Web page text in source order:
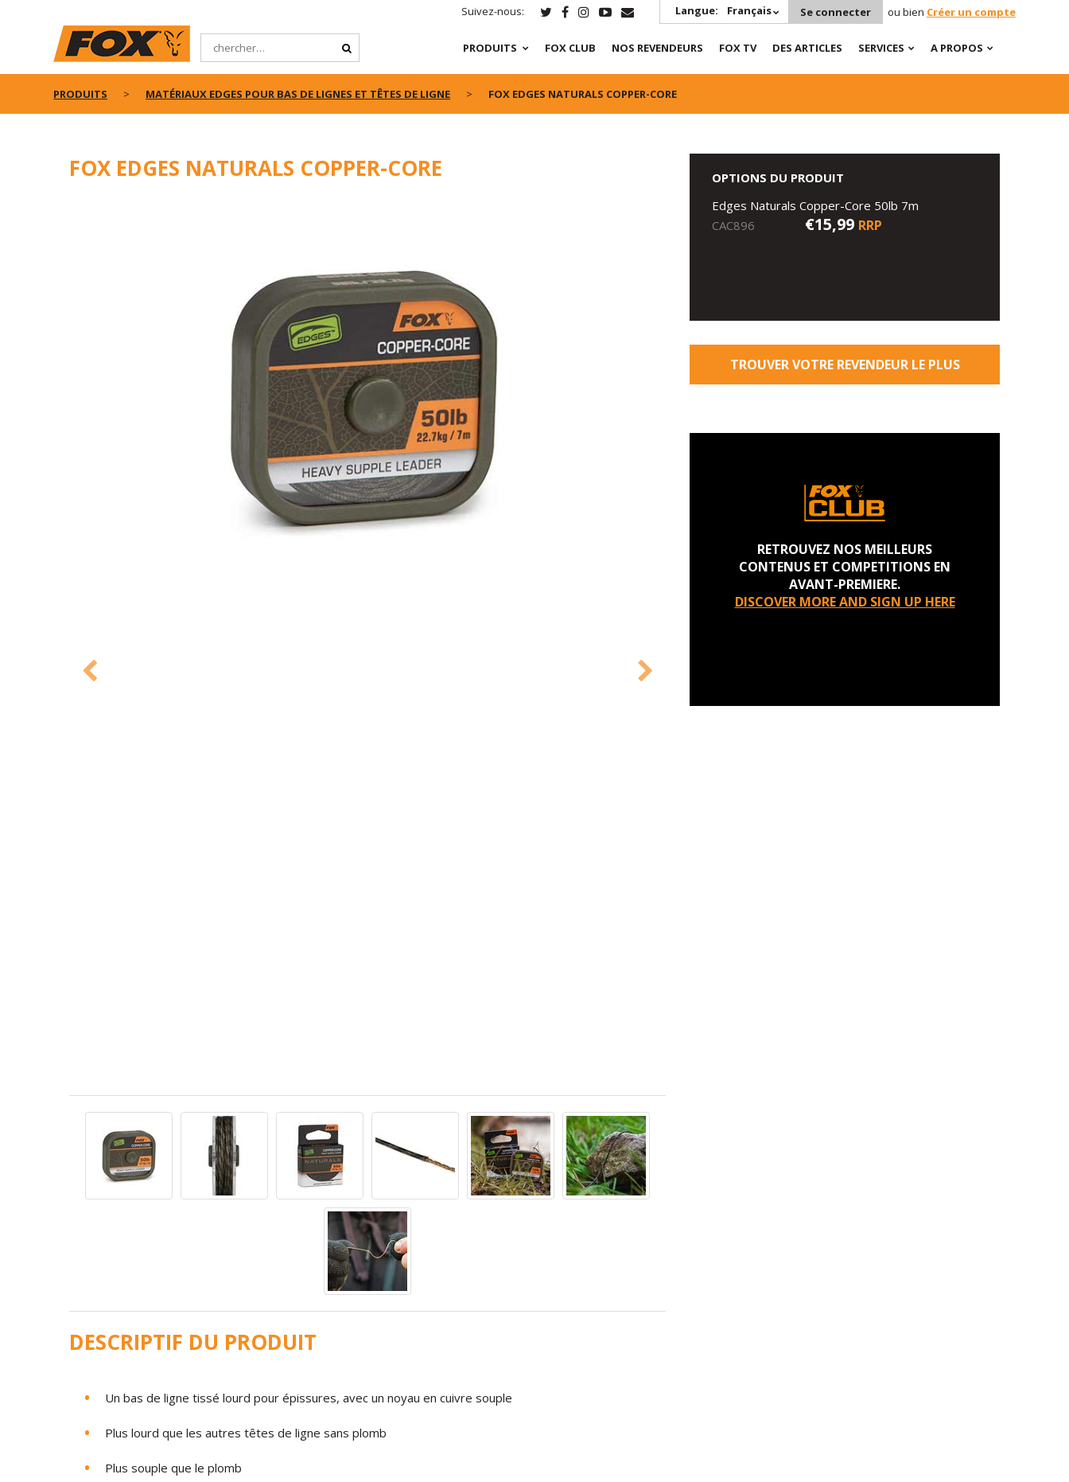
Suivez-nous: Langue: Français Se connecter ou bien Créer un compte
PRODUITS FOX CLUB NOS REVENDEURS FOX TV DES ARTICLES SERVICES A PROPOS
PRODUITS MATÉRIAUX EDGES POUR BAS DE LIGNES ET TÊTES DE LIGNE FOX EDGES NATURALS COPPER-CORE
FOX EDGES NATURALS COPPER-CORE
DESCRIPTIF DU PRODUIT
Un bas de ligne tissé lourd pour épissures, avec un noyau en cuivre souple
Plus lourd que les autres têtes de ligne sans plomb
Plus souple que le plomb
OPTIONS DU PRODUIT
Edges Naturals Copper-Core 50lb 7m
CAC896
€15,99 RRP
TROUVER VOTRE REVENDEUR LE PLUS
RETROUVEZ NOS MEILLEURS
CONTENUS ET COMPETITIONS EN
AVANT-PREMIERE.
DISCOVER MORE AND SIGN UP HERE